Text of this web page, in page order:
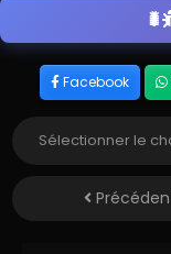
Facebook